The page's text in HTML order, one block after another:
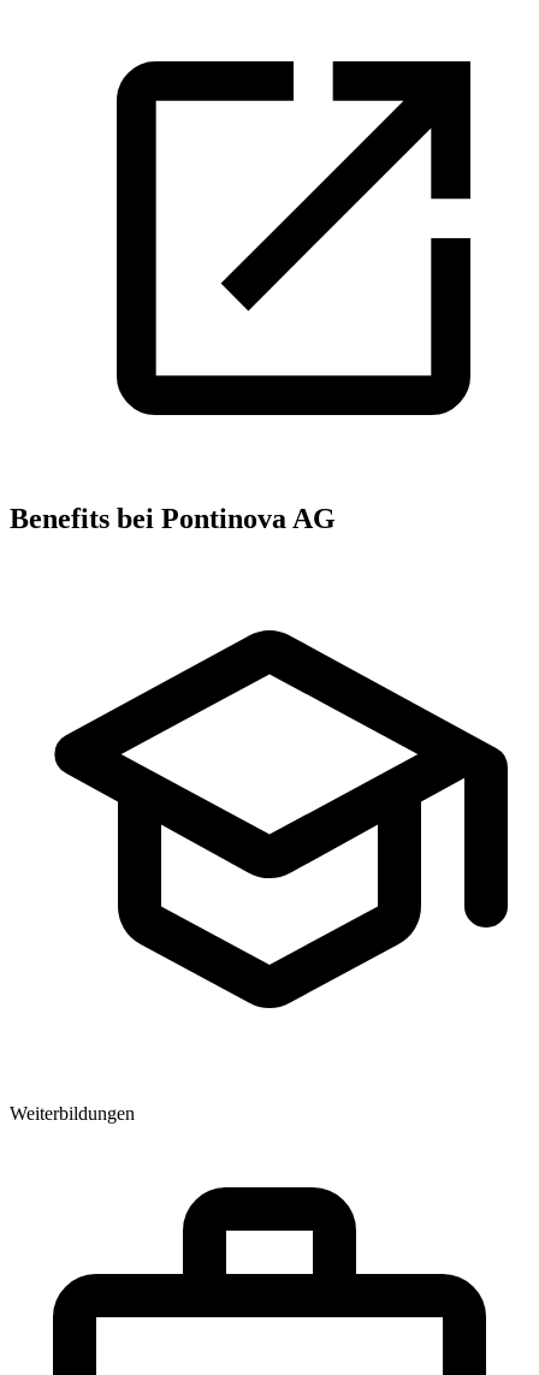
Benefits bei Pontinova AG
Weiterbildungen